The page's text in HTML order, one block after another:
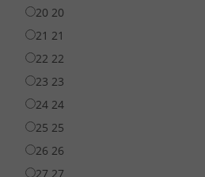
20 20
21 21
22 22
23 23
24 24
25 25
26 26
27 27